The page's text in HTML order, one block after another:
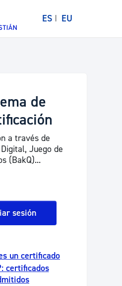
ES EU
de
a través de
Juego de
(BakQ)...
sesión
un certificado
certificados